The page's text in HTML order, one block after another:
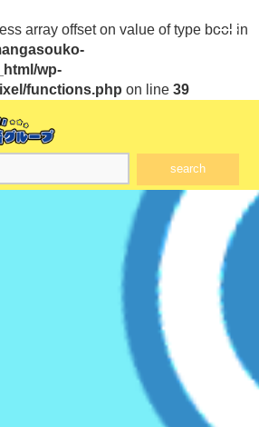
array offset on value of type bool in
wp-
functions.php on line 39
search